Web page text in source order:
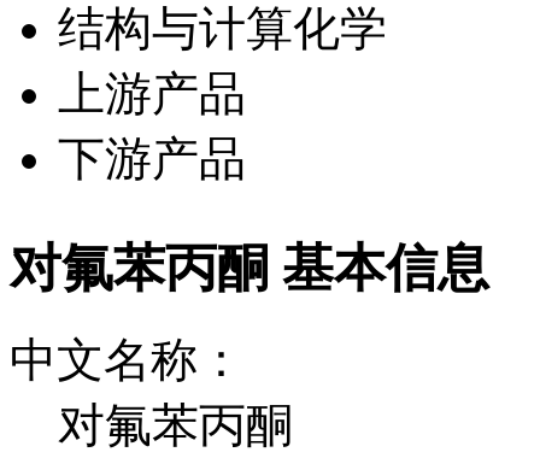
结构与计算化学
上游产品
下游产品
对氟苯丙酮 基本信息
中文名称：
对氟苯丙酮